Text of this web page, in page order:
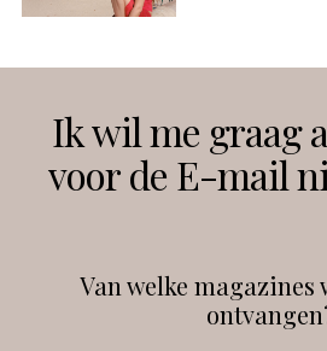
Instagram
Ik wil me graag
voor de E-mail
Van welke magazines